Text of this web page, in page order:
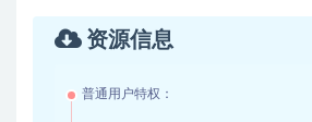
资源信息
普通用户特权：